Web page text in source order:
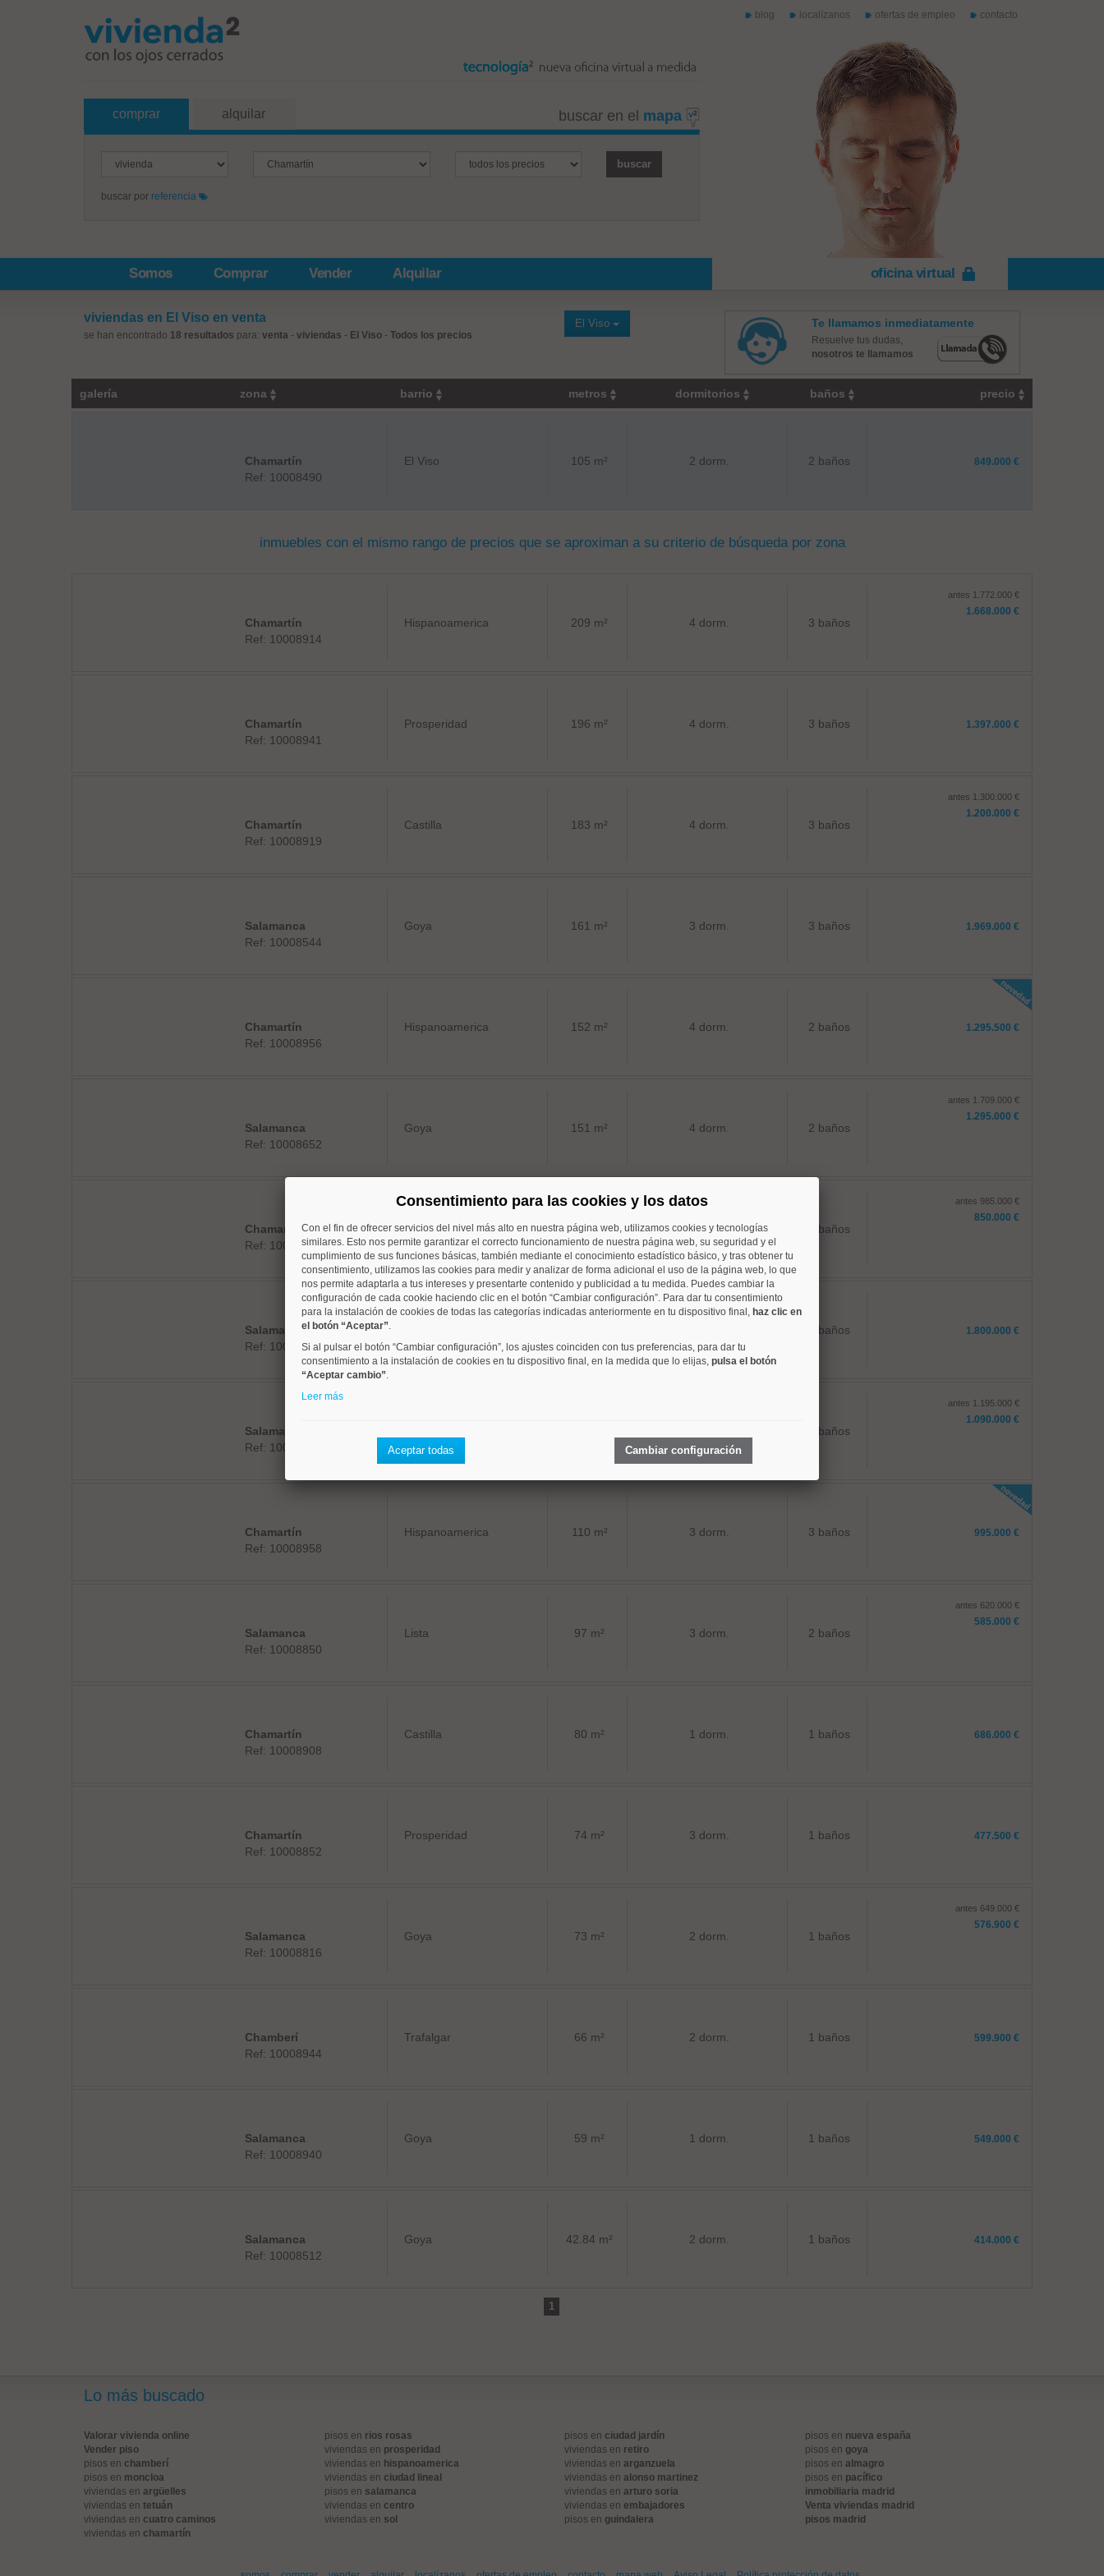
blog localízanos ofertas de empleo contacto
buscar en el mapa
comprar alquilar
buscar por referencia
Somos Comprar Vender Alquilar oficina virtual
viviendas en El Viso en venta
se han encontrado 18 resultados para: venta - viviendas - El Viso - Todos los precios
El Viso Te llamamos inmediatamente
Resuelve tus dudas,
nosotros te llamamos
galería zona barrio metros dormitorios baños precio
Chamartín
Ref: 10008490
El Viso 105 m² 2 dorm. 2 baños 849.000 €
inmuebles con el mismo rango de precios que se aproximan a su criterio de búsqueda por zona
Chamartín
Ref: 10008914
Hispanoamerica 209 m² 4 dorm. 3 baños
antes 1.772.000 €
1.668.000 €
Chamartín
Ref: 10008941
Prosperidad 196 m² 4 dorm. 3 baños 1.397.000 €
Chamartín
Ref: 10008919
Castilla 183 m² 4 dorm. 3 baños
antes 1.300.000 €
1.200.000 €
Salamanca
Ref: 10008544
Goya 161 m² 3 dorm. 3 baños 1.969.000 €
Chamartín
Ref: 10008956
Hispanoamerica 152 m² 4 dorm. 2 baños 1.295.500 €
Salamanca
Ref: 10008652
Goya 151 m² 4 dorm. 2 baños
antes 1.709.000 €
1.295.000 €
Chamartín
Ref: 10008806
Prosperidad 136 m² 4 dorm. 2 baños
antes 985.000 €
850.000 €
Salamanca
Ref: 10008524
2 baños 1.800.000 €
Salamanca
Ref: 10008869
2 baños
antes 1.195.000 €
1.090.000 €
Chamartín
Ref: 10008958
Hispanoamerica 110 m² 3 dorm. 3 baños 995.000 €
Salamanca
Ref: 10008850
Lista 97 m² 3 dorm. 2 baños
antes 620.000 €
585.000 €
Chamartín
Ref: 10008908
Castilla 80 m² 1 dorm. 1 baños 686.000 €
Chamartín
Ref: 10008852
Prosperidad 74 m² 3 dorm. 1 baños 477.500 €
Salamanca
Ref: 10008816
Goya 73 m² 2 dorm. 1 baños
antes 649.000 €
576.900 €
Chamberí
Ref: 10008944
Trafalgar 66 m² 2 dorm. 1 baños 599.900 €
Salamanca
Ref: 10008940
Goya 59 m² 1 dorm. 1 baños 549.000 €
Salamanca
Ref: 10008512
Goya 42.84 m² 2 dorm. 1 baños 414.000 €
1
Lo más buscado
Valorar vivienda online
Vender piso
pisos en chamberí
pisos en moncloa
viviendas en argüelles
viviendas en tetuán
viviendas en cuatro caminos
viviendas en chamartín
pisos en rios rosas
viviendas en prosperidad
viviendas en hispanoamerica
viviendas en ciudad lineal
pisos en salamanca
viviendas en centro
viviendas en sol
pisos en ciudad jardín
viviendas en retiro
viviendas en arganzuela
viviendas en alonso martinez
viviendas en arturo soria
viviendas en embajadores
pisos en guindalera
pisos en nueva españa
pisos en goya
pisos en almagro
pisos en pacífico
inmobiliaria madrid
Venta viviendas madrid
pisos madrid
Consentimiento para las cookies y los datos
Con el fin de ofrecer servicios del nivel más alto en nuestra página web, utilizamos cookies y tecnologías
similares. Esto nos permite garantizar el correcto funcionamiento de nuestra página web, su seguridad y el
cumplimiento de sus funciones básicas, también mediante el conocimiento estadístico básico, y tras obtener tu
consentimiento, utilizamos las cookies para medir y analizar de forma adicional el uso de la página web, lo que
nos permite adaptarla a tus intereses y presentarte contenido y publicidad a tu medida. Puedes cambiar la
configuración de cada cookie haciendo clic en el botón “Cambiar configuración”. Para dar tu consentimiento
para la instalación de cookies de todas las categorías indicadas anteriormente en tu dispositivo final, haz clic en
el botón “Aceptar”.
Si al pulsar el botón “Cambiar configuración”, los ajustes coinciden con tus preferencias, para dar tu
consentimiento a la instalación de cookies en tu dispositivo final, en la medida que lo elijas, pulsa el botón
“Aceptar cambio”.
Leer más
Aceptar todas Cambiar configuración